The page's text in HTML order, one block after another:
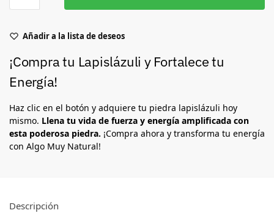
Añadir a la lista de deseos
¡Compra tu Lapislázuli y Fortalece tu
Energía!
Haz clic en el botón y adquiere tu piedra lapislázuli hoy
mismo. Llena tu vida de fuerza y energía amplificada con
esta poderosa piedra. ¡Compra ahora y transforma tu energía
con Algo Muy Natural!
Descripción